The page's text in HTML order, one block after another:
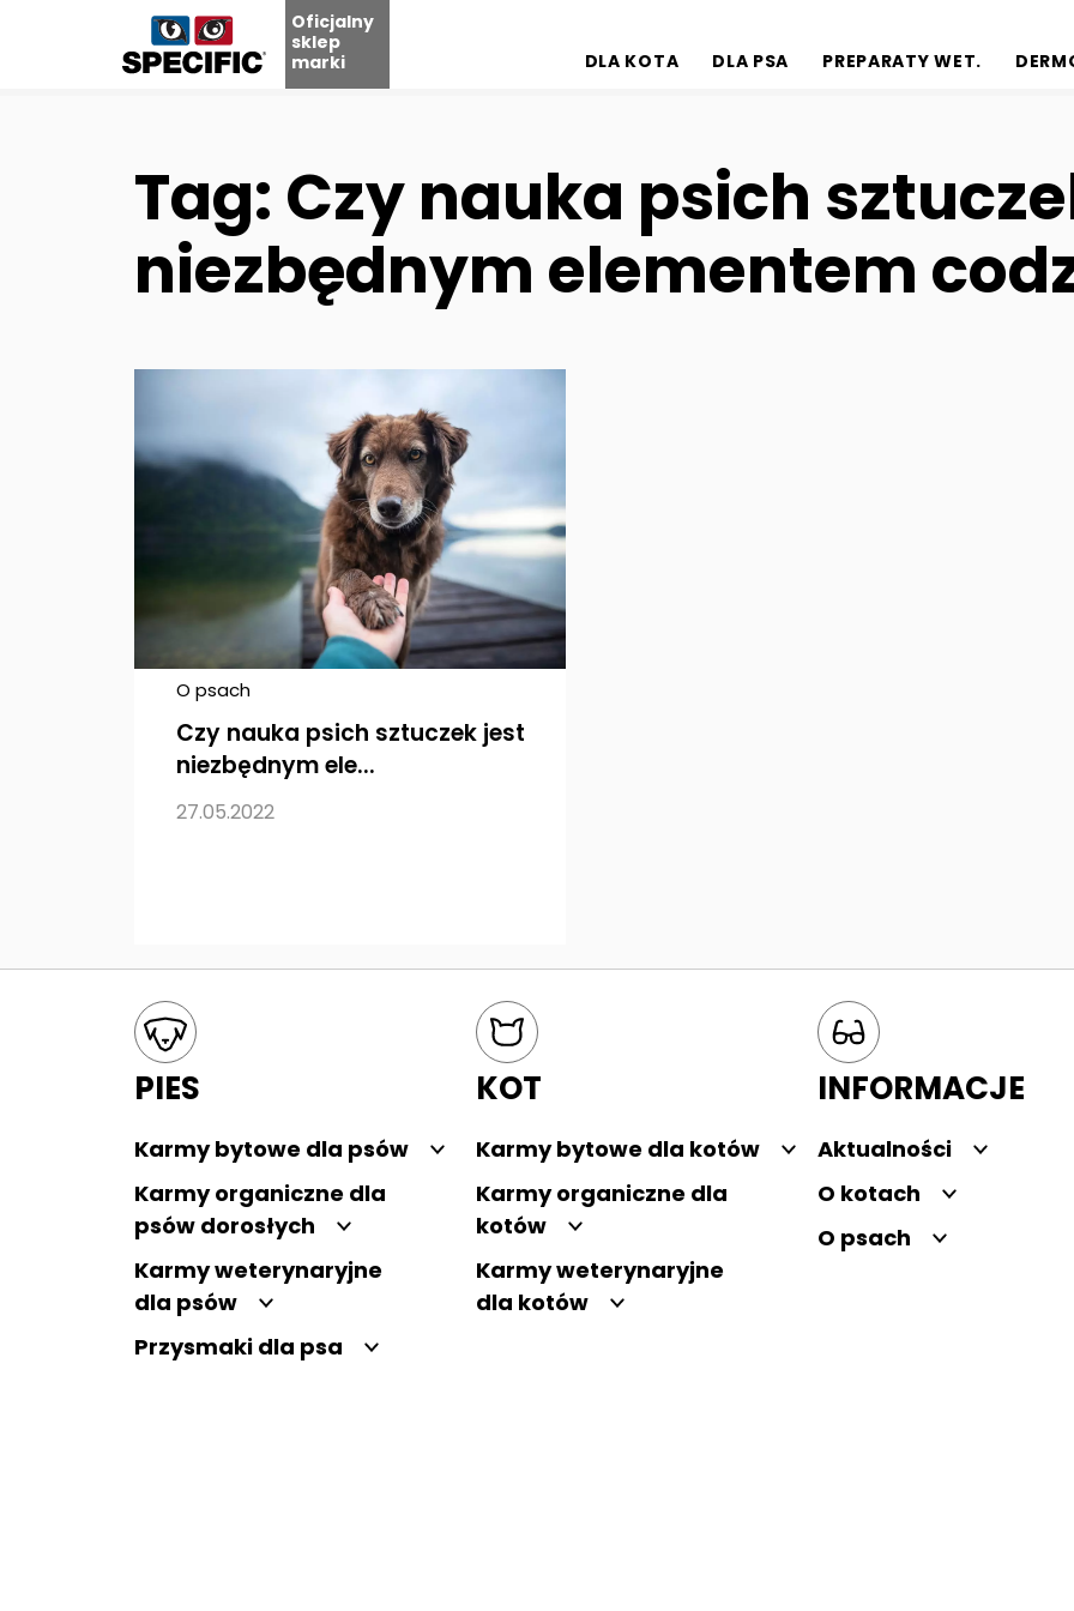
Oficjalny
sklep
marki
DLA KOTA
DLA PSA PREPARATY WET.
Tag: Czy nauka psich
niezbędnym elementem
O psach
Czy nauka psich sztuczek jest
niezbędnym ele...
27.05.2022
Mapa kategorii
PIES
Karmy bytowe dla psów
Karmy organiczne dla
psów dorosłych
Karmy weterynaryjne
dla psów
Przysmaki dla psa
KOT
Karmy bytowe dla kotów
Karmy organiczne dla
kotów
Karmy weterynaryjne
dla kotów
INFORMACJE
Aktualności
O kotach
O psach